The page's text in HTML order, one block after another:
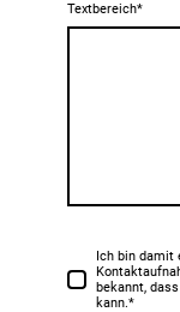
Textbereich*
Ich bin damit
bekannt,
kann.*